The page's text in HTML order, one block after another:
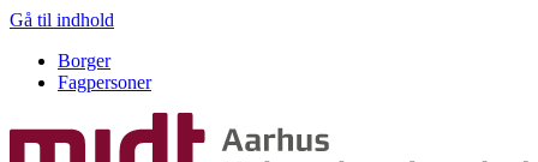
Gå til indhold
Borger
Fagpersoner